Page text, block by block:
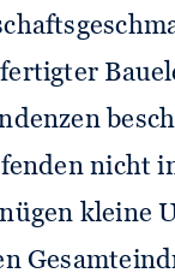
nicht
kleine